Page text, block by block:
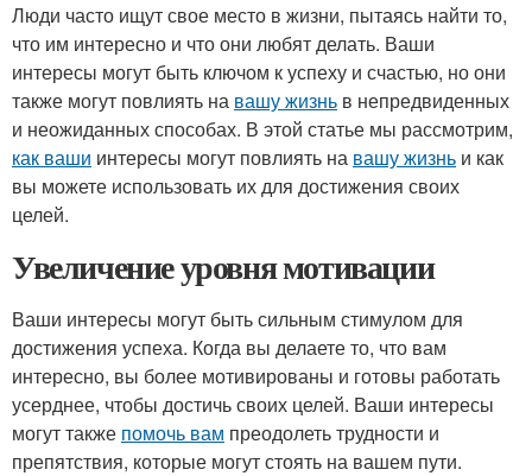
Люди часто ищут свое место в жизни, пытаясь найти то,
что им интересно и что они любят делать. Ваши
интересы могут быть ключом к успеху и счастью, но они
также могут повлиять на вашу жизнь в непредвиденных
и неожиданных способах. В этой статье мы рассмотрим,
как ваши интересы могут повлиять на вашу жизнь и как
вы можете использовать их для достижения своих
целей.
Увеличение уровня мотивации
Ваши интересы могут быть сильным стимулом для
достижения успеха. Когда вы делаете то, что вам
интересно, вы более мотивированы и готовы работать
усерднее, чтобы достичь своих целей. Ваши интересы
могут также помочь вам преодолеть трудности и
препятствия, которые могут стоять на вашем пути.